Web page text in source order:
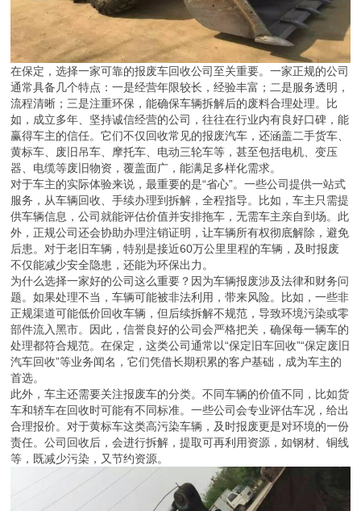
在保定，选择一家可靠的报废车回收公司至关重要。一家正规的公司
通常具备几个特点：一是经营年限较长，经验丰富；二是服务透明，
流程清晰；三是注重环保，能确保车辆拆解后的废料合理处理。比
如，成立多年、坚持诚信经营的公司，往往在行业内有良好口碑，能
赢得车主的信任。它们不仅回收常见的报废汽车，还涵盖二手货车、
黄标车、废旧吊车、摩托车、电动三轮车等，甚至包括电机、变压
器、电缆等废旧物资，覆盖面广，能满足多样化需求。
对于车主的实际体验来说，最重要的是“省心”。一些公司提供一站式
服务，从车辆回收、手续办理到拆解，全程指导。比如，车主只需提
供车辆信息，公司就能评估价值并安排拖车，无需车主亲自到场。此
外，正规公司还会协助办理注销证明，让车辆所有权彻底解除，避免
后患。对于老旧车辆，特别是接近60万公里里程的车辆，及时报废
不仅能减少安全隐患，还能为环保出力。
为什么选择一家好的公司这么重要？因为车辆报废涉及法律和财务问
题。如果处理不当，车辆可能被非法利用，带来风险。比如，一些非
正规渠道可能低价回收车辆，但后续拆解不规范，导致环境污染或零
部件流入黑市。因此，信誉良好的公司会严格把关，确保每一辆车的
处理都符合规范。在保定，这类公司通常以“保定旧车回收”“保定废旧
汽车回收”等业务闻名，它们凭借长期积累的客户基础，成为车主的
首选。
此外，车主还需要关注报废车的分类。不同车辆的价值不同，比如货
车和轿车在回收时可能有不同标准。一些公司会专业评估车况，给出
合理报价。对于黄标车这类高污染车辆，及时报废更是对环境的一份
责任。公司回收后，会进行拆解，提取可再利用资源，如钢材、铜线
等，既减少污染，又节约资源。